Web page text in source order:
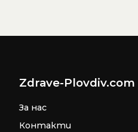
Zdrave-Plovdiv.com
За нас
Контакти